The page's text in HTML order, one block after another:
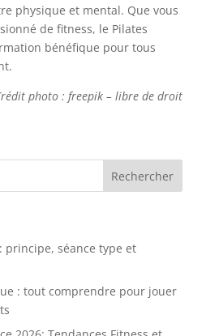
physique et mental. Que vous
de fitness, le Pilates
bénéfique pour tous
photo : freepik – libre de droit
principe, séance type et
: tout comprendre pour jouer